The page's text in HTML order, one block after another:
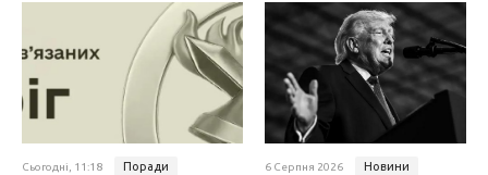
Сьогодні, 11:18 Поради 6 Серпня 2026 Новини